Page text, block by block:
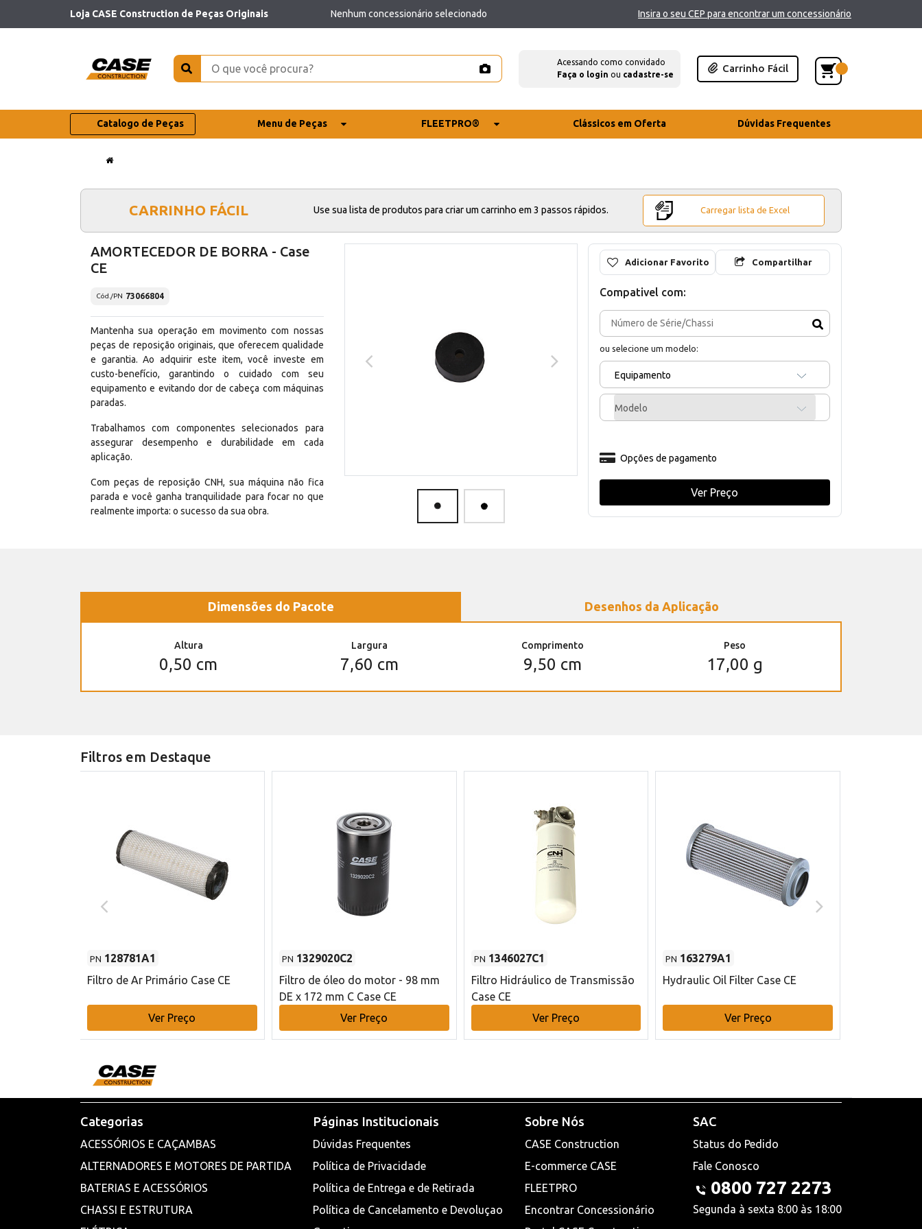
Loja CASE Construction de Peças Originais Nenhum concessionário selecionado Insira o seu CEP para encontrar um concessionário
Acessando como convidado
Faça o login ou cadastre-se
Carrinho Fácil
Catalogo de Peças Menu de Peças FLEETPRO® Clássicos em Oferta Dúvidas Frequentes
CARRINHO FÁCIL Use sua lista de produtos para criar um carrinho em 3 passos rápidos. Carregar lista de Excel
AMORTECEDOR DE BORRA - Case
CE
Cód./PN 73066804
Mantenha sua operação em movimento com nossas
peças de reposição originais, que oferecem qualidade
e garantia. Ao adquirir este item, você investe em
custo-benefício, garantindo o cuidado com seu
equipamento e evitando dor de cabeça com máquinas
paradas.
Trabalhamos com componentes selecionados para
assegurar desempenho e durabilidade em cada
aplicação.
Com peças de reposição CNH, sua máquina não fica
parada e você ganha tranquilidade para focar no que
realmente importa: o sucesso da sua obra.
Adicionar Favorito Compartilhar
Compativel com:
ou selecione um modelo:
Equipamento
Modelo
Opções de pagamento
Ver Preço
Dimensões do Pacote Desenhos da Aplicação
Altura
0,50 cm
Largura
7,60 cm
Comprimento
9,50 cm
Peso
17,00 g
Filtros em Destaque
PN 128781A1
Filtro de Ar Primário Case CE
Ver Preço
PN 1329020C2
Filtro de óleo do motor - 98 mm
DE x 172 mm C Case CE
Ver Preço
PN 1346027C1
Filtro Hidráulico de Transmissão
Case CE
Ver Preço
PN 163279A1
Hydraulic Oil Filter Case CE
Ver Preço
Categorias
ACESSÓRIOS E CAÇAMBAS
ALTERNADORES E MOTORES DE PARTIDA
BATERIAS E ACESSÓRIOS
CHASSI E ESTRUTURA
Páginas Institucionais
Dúvidas Frequentes
Política de Privacidade
Política de Entrega e de Retirada
Política de Cancelamento e Devoluçao
Sobre Nós
CASE Construction
E-commerce CASE
FLEETPRO
Encontrar Concessionário
SAC
Status do Pedido
Fale Conosco
0800 727 2273
Segunda à sexta 8:00 às 18:00